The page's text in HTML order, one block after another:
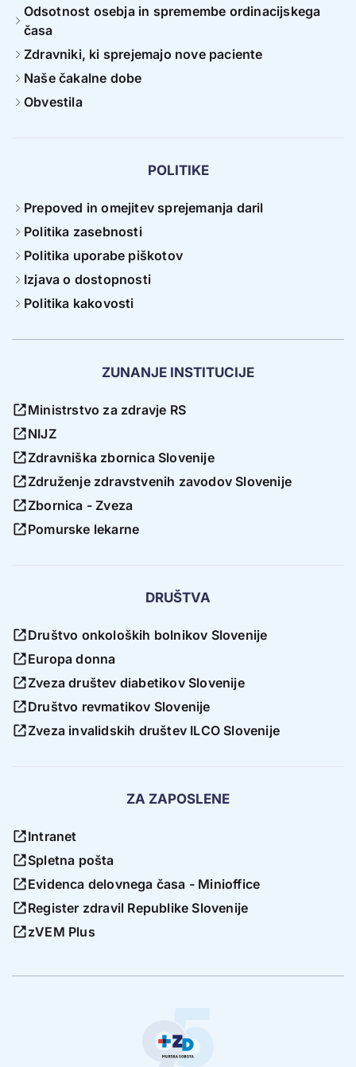
Odsotnost osebja in spremembe ordinacijskega
časa
Zdravniki, ki sprejemajo nove paciente
Naše čakalne dobe
Obvestila
POLITIKE
Prepoved in omejitev sprejemanja daril
Politika zasebnosti
Politika uporabe piškotov
Izjava o dostopnosti
Politika kakovosti
ZUNANJE INSTITUCIJE
Ministrstvo za zdravje RS
NIJZ
Zdravniška zbornica Slovenije
Združenje zdravstvenih zavodov Slovenije
Zbornica - Zveza
Pomurske lekarne
DRUŠTVA
Društvo onkoloških bolnikov Slovenije
Europa donna
Zveza društev diabetikov Slovenije
Društvo revmatikov Slovenije
Zveza invalidskih društev ILCO Slovenije
ZA ZAPOSLENE
Intranet
Spletna pošta
Evidenca delovnega časa - Minioffice
Register zdravil Republike Slovenije
zVEM Plus